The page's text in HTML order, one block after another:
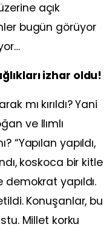
açık
bugün görüyor
izhar oldu!
mı kırıldı? Yani
ve Ilımlı
“Yapılan yapıldı,
koskoca bir kitle
yapıldı.
Konuşanlar, bu
Millet korku